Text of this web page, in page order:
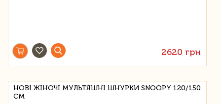
2620 грн
НОВІ ЖІНОЧІ МУЛЬТЯШНІ ШНУРКИ SNOOPY 120/150
СМ